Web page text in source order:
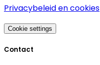
Privacybeleid en cookies
Cookie settings
Contact